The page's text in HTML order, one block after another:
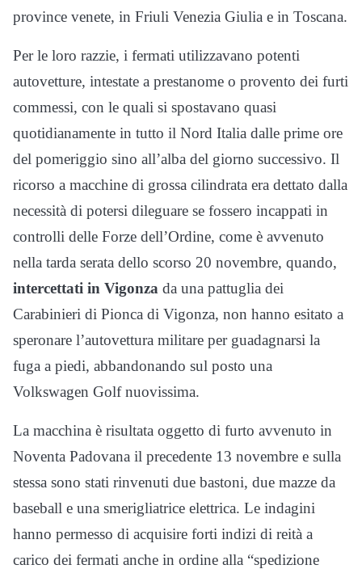
province venete, in Friuli Venezia Giulia e in Toscana.
Per le loro razzie, i fermati utilizzavano potenti
autovetture, intestate a prestanome o provento dei furti
commessi, con le quali si spostavano quasi
quotidianamente in tutto il Nord Italia dalle prime ore
del pomeriggio sino all’alba del giorno successivo. Il
ricorso a macchine di grossa cilindrata era dettato dalla
necessità di potersi dileguare se fossero incappati in
controlli delle Forze dell’Ordine, come è avvenuto
nella tarda serata dello scorso 20 novembre, quando,
intercettati in Vigonza da una pattuglia dei
Carabinieri di Pionca di Vigonza, non hanno esitato a
speronare l’autovettura militare per guadagnarsi la
fuga a piedi, abbandonando sul posto una
Volkswagen Golf nuovissima.
La macchina è risultata oggetto di furto avvenuto in
Noventa Padovana il precedente 13 novembre e sulla
stessa sono stati rinvenuti due bastoni, due mazze da
baseball e una smerigliatrice elettrica. Le indagini
hanno permesso di acquisire forti indizi di reità a
carico dei fermati anche in ordine alla “spedizione